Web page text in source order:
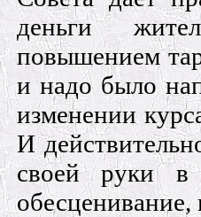
деньги
повышением
и надо было
изменении
И
своей руки в
обесценивание,